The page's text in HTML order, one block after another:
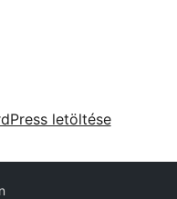
letöltése